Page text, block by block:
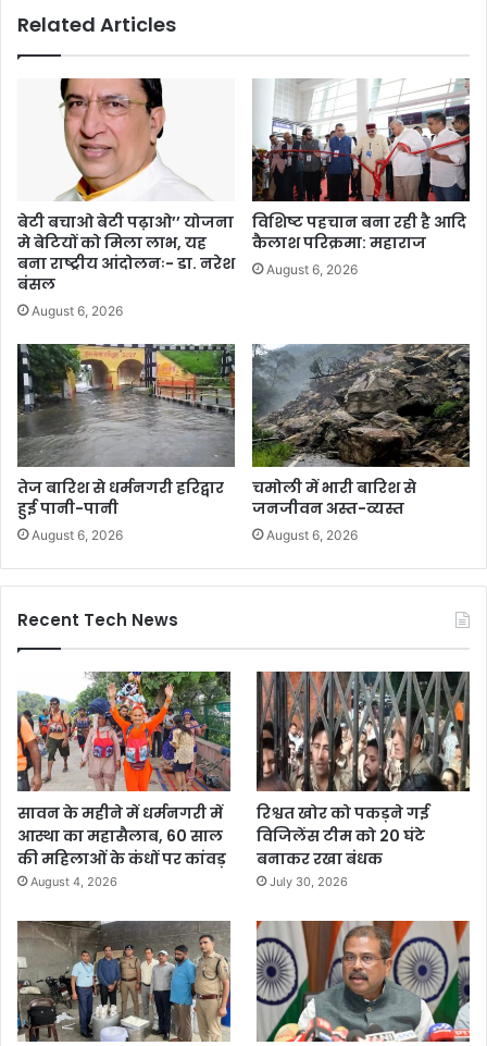
Related Articles
बेटी बचाओ बेटी पढ़ाओ’’ योजना
मे बेटियों को मिला लाभ, यह
बना राष्ट्रीय आंदोलनः- डा. नरेश
बंसल
August 6, 2026
विशिष्ट पहचान बना रही है आदि
कैलाश परिक्रमा: महाराज
August 6, 2026
तेज बारिश से धर्मनगरी हरिद्वार
हुई पानी-पानी
August 6, 2026
चमोली में भारी बारिश से
जनजीवन अस्त-व्यस्त
August 6, 2026
Recent Tech News
सावन के महीने में धर्मनगरी में
आस्था का महासैलाब, 60 साल
की महिलाओं के कंधों पर कांवड़
August 4, 2026
रिश्वत खोर को पकड़ने गई
विजिलेंस टीम को 20 घंटे
बनाकर रखा बंधक
July 30, 2026